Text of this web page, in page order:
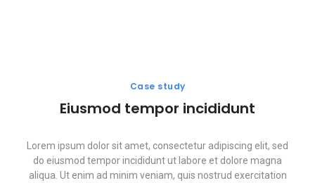
Case study
Eiusmod tempor incididunt
Lorem ipsum dolor sit amet, consectetur adipiscing elit, sed
do eiusmod tempor incididunt ut labore et dolore magna
aliqua. Ut enim ad minim veniam, quis nostrud exercitation